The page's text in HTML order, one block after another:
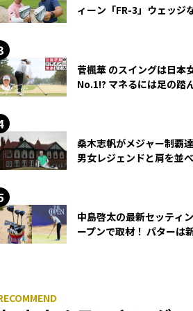
ィーン「FR-3」ウェッジ
菅楓華 のスイングは日本
No.1!? マネるには足の
桑木志帆がメジャー制覇
男女レジェンドと肩を並
中島啓太の最新セッティ
ープンで取材！ パターは